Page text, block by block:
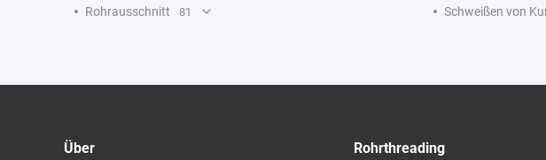
Rohrausschnitt 81
Über Rohrthreading